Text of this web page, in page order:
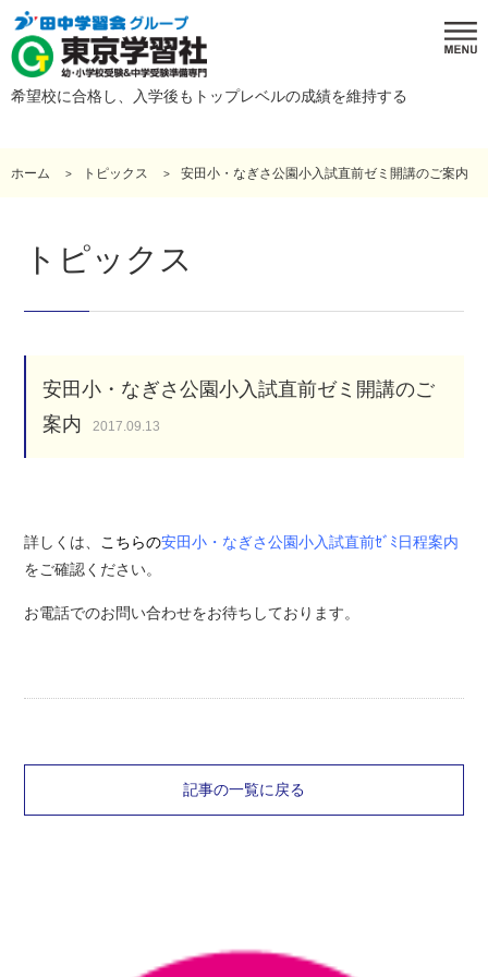
希望校に合格し、入学後もトップレベルの成績を維持する
ホーム トピックス 安田小・なぎさ公園小入試直前ゼミ開講のご案内
トピックス
安田小・なぎさ公園小入試直前ゼミ開講のご
案内
2017.09.13
詳しくは、 こちらの安田小・なぎさ公園小入試直前ｾﾞﾐ日程案内
をご確認ください。
お電話でのお問い合わせをお待ちしております。
記事の一覧に戻る